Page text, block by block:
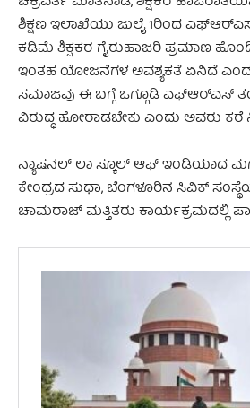
ಶಿಕ್ಷಣ ಇಲಾಖೆಯು ಜುಲೈ 1ರಿಂದ
ಕಡಿಮೆ ಶಿಕ್ಷಕರ ಗೈರುಹಾಜರಿ ಪ್ರಮಾಣ
ಇಂತಹ ಯೋಜನೆಗಳ ಅವಶ್ಯಕತೆ ಏನಿದೆ ಎಂದು
ಸಮಾಜವು ಈ ಬಗ್ಗೆ ಒಗ್ಗೂಡಿ ಎಫ್‌ಆರ್‌ಎಸ್‌
ವಿರುದ್ಧ ಹೋರಾಡಬೇಕು ಎಂದು ಅವರು ಕರೆ
ನ್ಯಾಷನಲ್ ಲಾ ಸ್ಕೂಲ್ ಆಫ್ ಇಂಡಿಯಾದ
ಕೇಂದ್ರದ ಸುಧಾ, ಬೆಂಗಳೂರಿನ ಸಿವಿಕ್
ಚಾಮರಾಜ್ ಮತ್ತಿತರು ಕಾರ್ಯಕ್ರಮದಲ್ಲಿ